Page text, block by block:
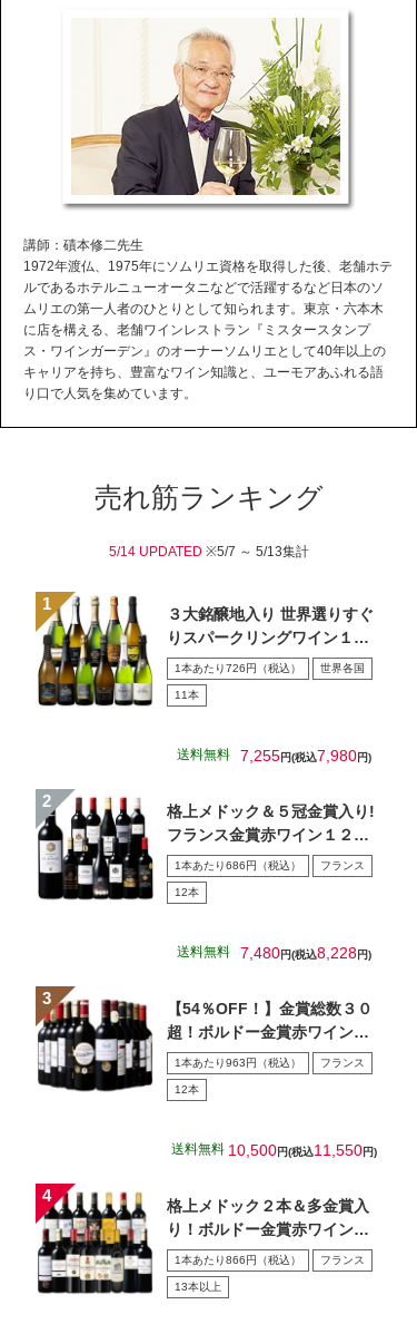
講師：磧本修二先生
1972年渡仏、1975年にソムリエ資格を取得した後、老舗ホテ
ルであるホテルニューオータニなどで活躍するなど日本のソ
ムリエの第一人者のひとりとして知られます。東京・六本木
に店を構える、老舗ワインレストラン『ミスタースタンプ
ス・ワインガーデン』のオーナーソムリエとして40年以上の
キャリアを持ち、豊富なワイン知識と、ユーモアあふれる語
り口で人気を集めています。
売れ筋ランキング
5/14 UPDATED ※5/7 ～ 5/13集計
３大銘醸地入り 世界選りすぐ
りスパークリングワイン１１
本セット 第４３弾
1本あたり726円（税込） 世界各国
11本
送料無料 7,255円(税込7,980円)
格上メドック＆５冠金賞入り!
フランス金賞赤ワイン１２本
セット 第１０８弾
1本あたり686円（税込） フランス
12本
送料無料 7,480円(税込8,228円)
【54％OFF！】金賞総数３０
超！ボルドー金賞赤ワイン１
２本セット 第１5弾
1本あたり963円（税込） フランス
12本
送料無料 10,500円(税込11,550円)
格上メドック２本＆多金賞入
り！ボルドー金賞赤ワイン１
５本セット 第28弾
1本あたり866円（税込） フランス
13本以上